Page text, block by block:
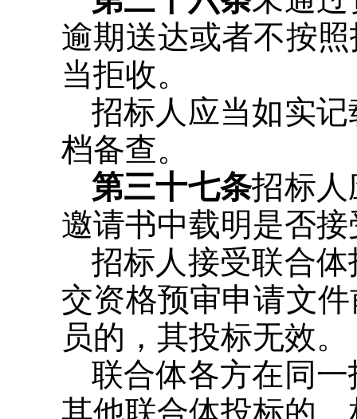
逾期送达或者不按
当拒收。
招标人应当如实
档备查。
第三十七条招标
邀请书中载明是否
招标人接受联合
交资格预审申请文
员的，其投标无效。
联合体各方在同